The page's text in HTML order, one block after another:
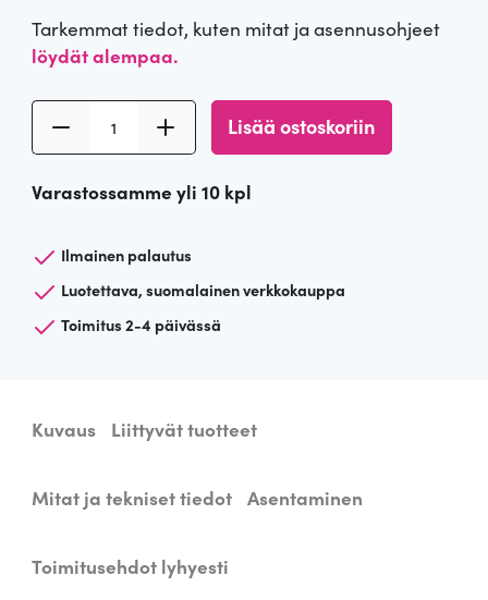
Tarkemmat tiedot, kuten mitat ja asennusohjeet
löydät alempaa.
i
e
k
a
v
l
s
Lisää ostoskoriin
Varastossamme yli 10 kpl
Ilmainen palautus
Luotettava, suomalainen verkkokauppa
Toimitus 2-4 päivässä
Kuvaus Liittyvät tuotteet
Mitat ja tekniset tiedot Asentaminen
Toimitusehdot lyhyesti